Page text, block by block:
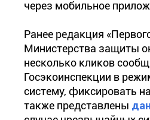
через мобильное
Ранее редакция
Министерства защиты
несколько кликов
Госэкоинспекции в
систему, фиксировать
также представлены